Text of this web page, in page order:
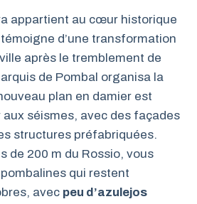
appartient au cœur historique
d’une transformation
après le tremblement de
de Pombal organisa la
plan en damier est
séismes, avec des façades
structures préfabriquées.
de 200 m du Rossio, vous
qui restent
avec peu d’azulejos